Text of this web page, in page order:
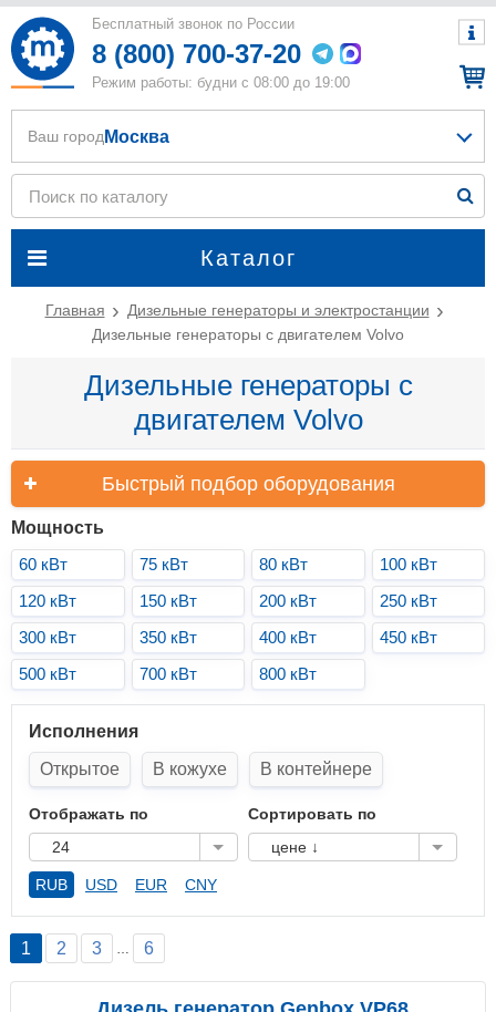
Бесплатный звонок по России
8 (800) 700-37-20
Режим работы: будни с 08:00 до 19:00
Каталог
Ваш город Москва
Главная
Дизельные генераторы и электростанции
Дизельные генераторы с двигателем Volvo
Дизельные генераторы с
двигателем Volvo
Быстрый подбор оборудования
Мощность
60 кВт
75 кВт 80 кВт
100 кВт
120 кВт
150 кВт 200 кВт
250 кВт
300 кВт
350 кВт 400 кВт
450 кВт
500 кВт
700 кВт 800 кВт
Исполнения
Открытое
В кожухе В контейнере
Отображать по
24
Сортировать по
цене ↓
RUB USD EUR CNY
1 2 3 … 6